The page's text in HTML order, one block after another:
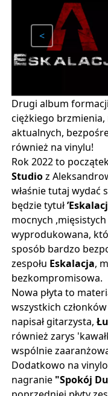
<
Drugi album
ciężkiego
aktualnych,
również na vinylu!
Rok 2022 to
Studioz
właśnie tutaj wydać
będzie tytuł
mocnych
wyprodukowana,
sposób bardzo
zespołu Eskalacja,
bezkompromisowa.
Nowa płyta to
wszystkich
napisał gitarzysta,
również zarys
wspólnie
Dodatkowo na
nagranie "Spokój